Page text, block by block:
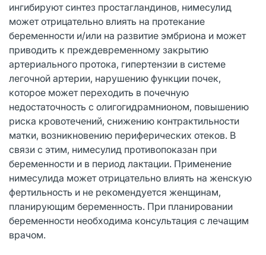
ингибируют синтез простагландинов, нимесулид
может отрицательно влиять на протекание
беременности и/или на развитие эмбриона и может
приводить к преждевременному закрытию
артериального протока, гипертензии в системе
легочной артерии, нарушению функции почек,
которое может переходить в почечную
недостаточность с олигогидрамнионом, повышению
риска кровотечений, снижению контрактильности
матки, возникновению периферических отеков. В
связи с этим, нимесулид противопоказан при
беременности и в период лактации. Применение
нимесулида может отрицательно влиять на женскую
фертильность и не рекомендуется женщинам,
планирующим беременность. При планировании
беременности необходима консультация с лечащим
врачом.